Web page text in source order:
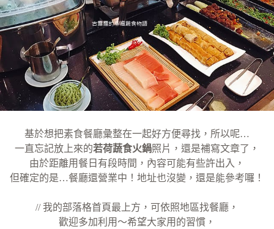
基於想把素食餐廳彙整在一起好方便尋找，所以呢…
一直忘記放上來的若荷蔬食火鍋照片，還是補寫文章了，
由於距離用餐日有段時間，內容可能有些許出入，
但確定的是…餐廳還營業中！地址也沒變，還是能參考囉！
// 我的部落格首頁最上方，可依照地區找餐廳，
歡迎多加利用～希望大家用的習慣，